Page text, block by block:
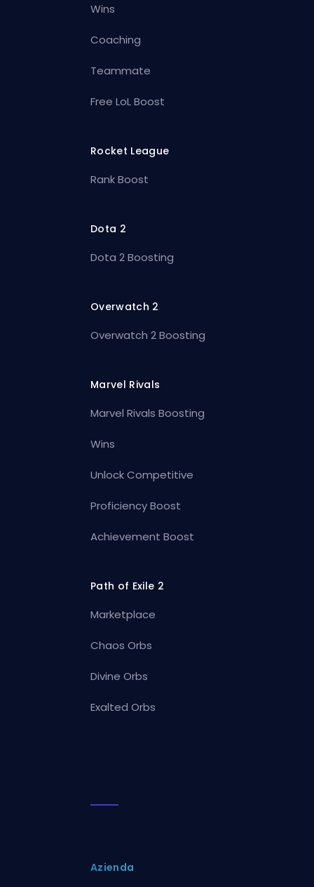
Wins
Coaching
Teammate
Free LoL Boost
Rocket League
Rank Boost
Dota 2
Dota 2 Boosting
Overwatch 2
Overwatch 2 Boosting
Marvel Rivals
Marvel Rivals Boosting
Wins
Unlock Competitive
Proficiency Boost
Achievement Boost
Path of Exile 2
Marketplace
Chaos Orbs
Divine Orbs
Exalted Orbs
Azienda